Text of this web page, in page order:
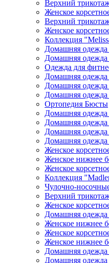
Верхний
Женское
Верхний
Женское
Коллекция
Домашняя
Домашняя
Одежда для
Домашняя
Домашняя
Домашняя
Ортопедия Бюсты
Домашняя
Домашняя
Домашняя
Домашняя одежда
Женское
Женское нижнее
Женское
Коллекция
Чулочно-
Верхний
Женское
Домашняя
Женское нижнее
Женское
Женское нижнее
Домашняя одежда
Домашняя